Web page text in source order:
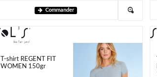
Commander
T-shirt REGENT FIT
WOMEN 150gr